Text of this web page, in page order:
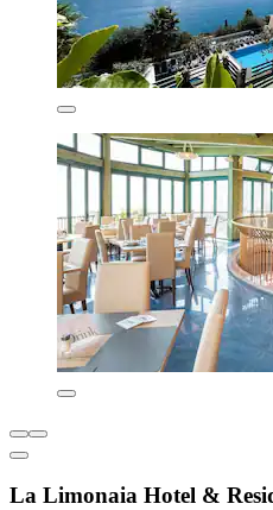
La Limonaia Hotel &